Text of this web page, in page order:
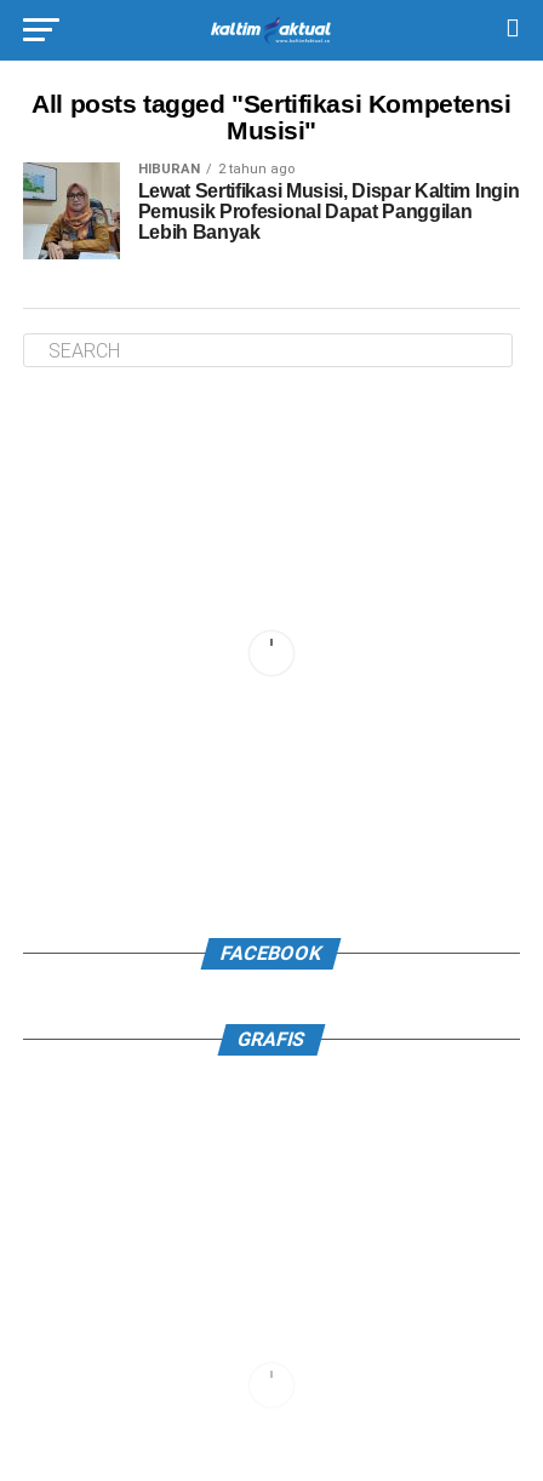
All posts tagged "Sertifikasi Kompetensi
Musisi"
HIBURAN 2 tahun ago
Lewat Sertifikasi Musisi, Dispar Kaltim Ingin
Pemusik Profesional Dapat Panggilan
Lebih Banyak
FACEBOOK
GRAFIS